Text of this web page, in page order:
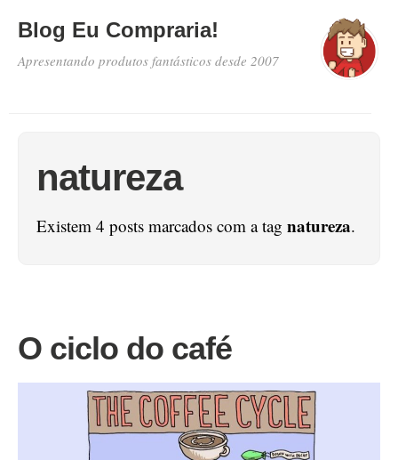
Blog Eu Compraria!
Apresentando produtos fantásticos desde 2007
natureza
Existem 4 posts marcados com a tag natureza.
O ciclo do café